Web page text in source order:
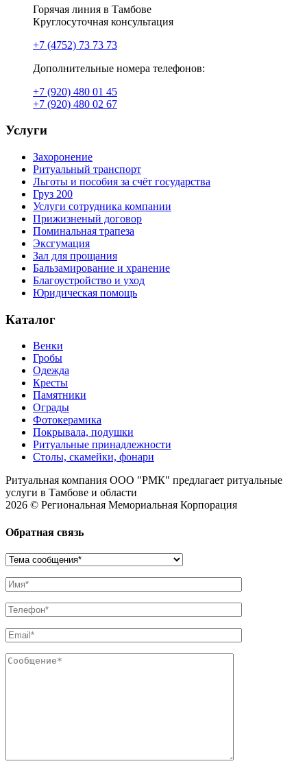
Горячая линия в Тамбове
Круглосуточная консультация
+7 (4752) 73 73 73
Дополнительные номера телефонов:
+7 (920) 480 01 45
+7 (920) 480 02 67
Услуги
Захоронение
Ритуальный транспорт
Льготы и пособия за счёт государства
Груз 200
Услуги сотрудника компании
Прижизненый договор
Поминальная трапеза
Эксгумация
Зал для прощания
Бальзамирование и хранение
Благоустройство и уход
Юридическая помощь
Каталог
Венки
Гробы
Одежда
Кресты
Памятники
Ограды
Фотокерамика
Покрывала, подушки
Ритуальные принадлежности
Столы, скамейки, фонари
Ритуальная компания ООО "РМК" предлагает ритуальные
услуги в Тамбове и области
2026 © Региональная Мемориальная Корпорация
Обратная связь